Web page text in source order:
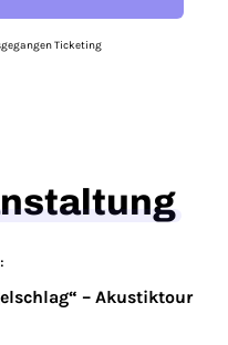
Ticketing
– Akustiktour